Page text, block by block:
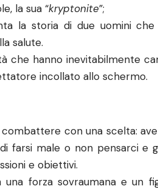
la sua “kryptonite”;
la storia di due uomini
salute.
che hanno inevitabilmente
incollato allo schermo.
con una scelta:
farsi male o non pensarci e
e obiettivi.
forza sovraumana e un